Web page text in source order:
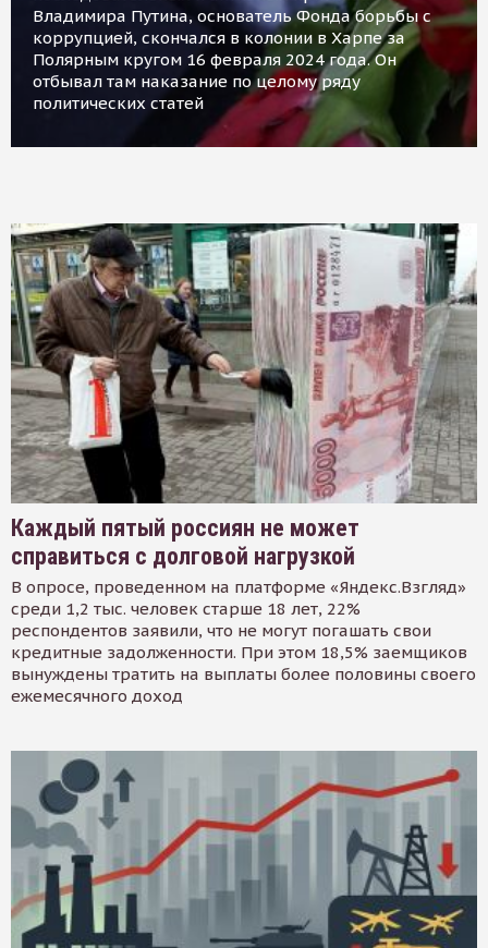
Владимира Путина, основатель Фонда борьбы с
коррупцией, скончался в колонии в Харпе за
Полярным кругом 16 февраля 2024 года. Он
отбывал там наказание по целому ряду
политических статей
Каждый пятый россиян не может
справиться с долговой нагрузкой
В опросе, проведенном на платформе «Яндекс.Взгляд»
среди 1,2 тыс. человек старше 18 лет, 22%
респондентов заявили, что не могут погашать свои
кредитные задолженности. При этом 18,5% заемщиков
вынуждены тратить на выплаты более половины своего
ежемесячного доход